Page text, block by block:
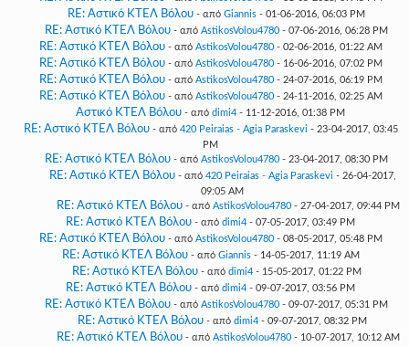
RE: Αστικό ΚΤΕΛ Βόλου - από Giannis - 01-06-2016, 06:03 PM
RE: Αστικό ΚΤΕΛ Βόλου - από AstikosVolou4780 - 07-06-2016, 06:28 PM
RE: Αστικό ΚΤΕΛ Βόλου - από AstikosVolou4780- 02-06-2016, 01:22 AM
RE: Αστικό ΚΤΕΛ Βόλου - από AstikosVolou4780- 16-06-2016, 07:02 PM
RE: Αστικό ΚΤΕΛ Βόλου - από AstikosVolou4780- 24-07-2016, 06:19 PM
RE: Αστικό ΚΤΕΛ Βόλου - από AstikosVolou4780- 24-11-2016, 02:25 AM
Αστικό ΚΤΕΛ Βόλου - από dimi4 - 11-12-2016, 01:38 PM
RE: Αστικό ΚΤΕΛ Βόλου - από 420 Peiraias - Agia Paraskevi - 23-04-2017, 03:45
PM
RE: Αστικό ΚΤΕΛ Βόλου - από AstikosVolou4780 - 23-04-2017, 08:30 PM
RE: Αστικό ΚΤΕΛ Βόλου - από 420 Peiraias - Agia Paraskevi - 26-04-2017,
09:05 AM
RE: Αστικό ΚΤΕΛ Βόλου - από AstikosVolou4780 - 27-04-2017, 09:44 PM
RE: Αστικό ΚΤΕΛ Βόλου - από dimi4 - 07-05-2017, 03:49 PM
RE: Αστικό ΚΤΕΛ Βόλου - από AstikosVolou4780- 08-05-2017, 05:48 PM
RE: Αστικό ΚΤΕΛ Βόλου - από Giannis- 14-05-2017, 11:19 AM
RE: Αστικό ΚΤΕΛ Βόλου - από dimi4- 15-05-2017, 01:22 PM
RE: Αστικό ΚΤΕΛ Βόλου - από dimi4 - 09-07-2017, 03:56 PM
RE: Αστικό ΚΤΕΛ Βόλου - από AstikosVolou4780 - 09-07-2017, 05:31 PM
RE: Αστικό ΚΤΕΛ Βόλου - από dimi4 - 09-07-2017, 08:32 PM
RE: Αστικό ΚΤΕΛ Βόλου - από AstikosVolou4780 - 10-07-2017, 10:12 AM